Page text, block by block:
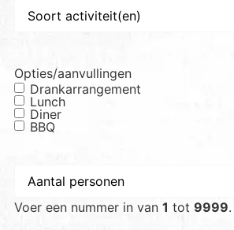
Opties/aanvullingen
Drankarrangement
Lunch
Diner
BBQ
personen *
Voer een nummer in van 1 tot 9999.